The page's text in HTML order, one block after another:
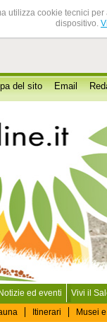
utilizza cookie tecnici
dispositivo.
del sito Email
Itinerari Musei
Notizie ed eventi Vivi il